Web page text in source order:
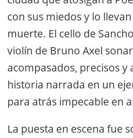
con sus miedos y lo
muerte. El cello de
violín de Bruno Axel
acompasados, precisos y
historia narrada en un
para atrás impecable en
La puesta en escena fue